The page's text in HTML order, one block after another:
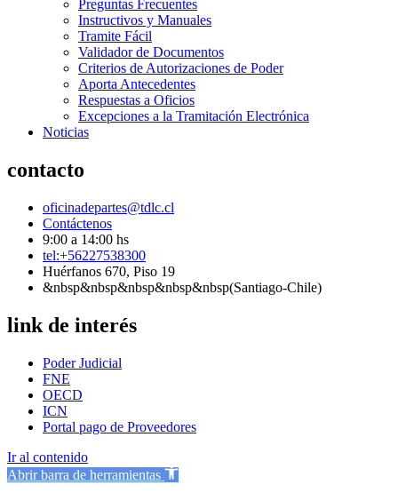
Preguntas Frecuentes
Instructivos y Manuales
Tramite Fácil
Validador de Documentos
Criterios de Autorizaciones de Poder
Aporta Antecedentes
Respuestas a Oficios
Excepciones a la Tramitación Electrónica
Noticias
contacto
oficinadepartes@tdlc.cl
Contáctenos
9:00 a 14:00 hs
tel:+56227538300
Huérfanos 670, Piso 19
&nbsp&nbsp&nbsp&nbsp&nbsp(Santiago-Chile)
link de interés
Poder Judicial
FNE
OECD
ICN
Portal pago de Proveedores
Ir al contenido
Abrir barra de herramientas